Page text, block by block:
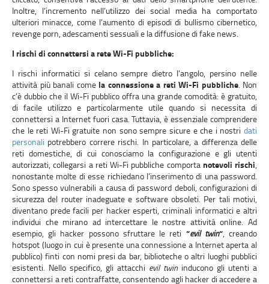
Inoltre, l’incremento nell’utilizzo dei social media ha comportato
ulteriori minacce, come l’aumento di episodi di bullismo cibernetico,
revenge porn, adescamenti sessuali e la diffusione di fake news.
I rischi di connettersi a rete Wi-Fi pubbliche:
I rischi informatici si celano sempre dietro l’angolo, persino nelle
attività più banali come la connessione a reti Wi-Fi pubbliche. Non
c’è dubbio che il Wi-Fi pubblico offra una grande comodità: è gratuito,
di facile utilizzo e particolarmente utile quando si necessita di
connettersi a Internet fuori casa. Tuttavia, è essenziale comprendere
che le reti Wi-Fi gratuite non sono sempre sicure e che i nostri dati
personali potrebbero correre rischi. In particolare, a differenza delle
reti domestiche, di cui conosciamo la configurazione e gli utenti
autorizzati, collegarsi a reti Wi-Fi pubbliche comporta notevoli rischi,
nonostante molte di esse richiedano l’inserimento di una password.
Sono spesso vulnerabili a causa di password deboli, configurazioni di
sicurezza del router inadeguate e software obsoleti. Per tali motivi,
diventano prede facili per hacker esperti, criminali informatici e altri
individui che mirano ad intercettare le nostre attività online. Ad
esempio, gli hacker possono sfruttare le reti “evil twin“, creando
hotspot (luogo in cui è presente una connessione a Internet aperta al
pubblico) finti con nomi presi da bar, biblioteche o altri luoghi pubblici
esistenti. Nello specifico, gli attacchi evil twininducono gli utenti a
connettersi a reti contraffatte, consentendo agli hacker di accedere a